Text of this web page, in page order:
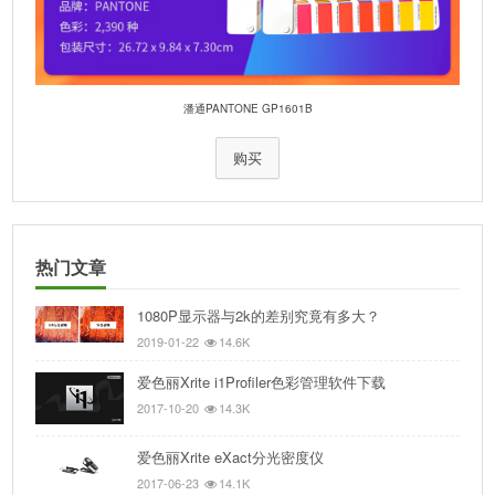
潘通PANTONE GP1601B
购买
热门文章
1080P显示器与2k的差别究竟有多大？
2019-01-22 14.6K
爱色丽Xrite i1Profiler色彩管理软件下载
2017-10-20 14.3K
爱色丽Xrite eXact分光密度仪
2017-06-23 14.1K